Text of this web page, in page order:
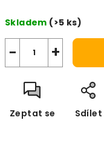
Skladem (>5 ks)
+
−
Zeptat se Sdílet